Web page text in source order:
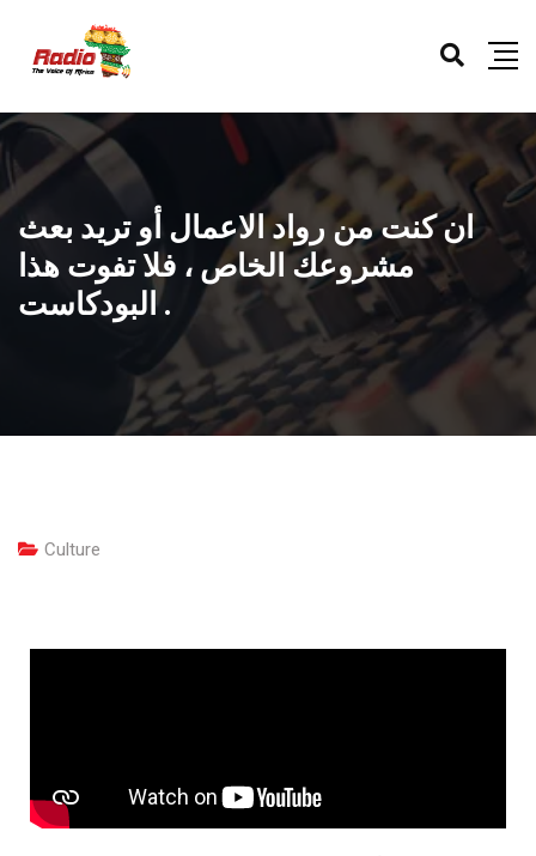
ان كنت من رواد الاعمال أو تريد بعث
مشروعك الخاص ، فلا تفوت هذا
البودكاست .
Culture